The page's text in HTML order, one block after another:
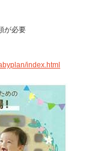
が必要
index.html